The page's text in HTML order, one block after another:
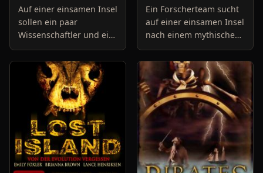
Auf einer einsamen Insel
sollen ein paar
Wissenschaftler und ein
Soldat einen Job für
einen Chemiekonzern
erledigen. Als sie auf
dem Eiland ankommen,
entdecke
Ein Forscherteam sucht
auf einer einsamen Insel
nach einem mythischen
Schatz und findet den
Tod. Nur eine Frau
überlebt und muss
einige Zeit warten, bis es
wi